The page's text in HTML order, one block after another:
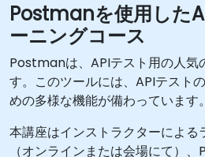
Postmanを使用した
ーニングコース
Postmanは、APIテスト用の人気
す。このツールには、APIテスト
めの多様な機能が備わっています。
本講座はインストラクターによる
（オンラインまたは会場にて）